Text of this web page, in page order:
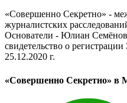
«Совершенно Секретно» -
журналистских
Основатели - Юлиан
свидетельство о
25.12.2020 г.
«Совершенно Секретно» в